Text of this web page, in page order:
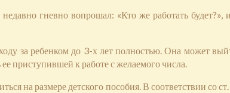
гневно вопрошал: «Кто же работать
за ребенком до 3-х лет полностью. Она может
приступившей к работе с желаемого числа.
на размере детского пособия. В соответствии